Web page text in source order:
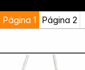
Página 1 Página 2